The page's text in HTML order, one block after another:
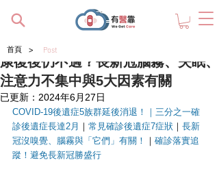
康復後仍不適？長新冠腦霧、失眠、
注意力不集中與5大因素有關
已更新： 2024年6月27日
COVID-19後遺症5族群延後消退！ ｜ 三分之一確
診後遺症長達2月 ｜ 常見確診後遺症7症狀 ｜ 長新
冠沒嗅覺、腦霧與「它們」有關！ ｜ 確診落實追
蹤！避免長新冠勝盛行
首頁 > Post